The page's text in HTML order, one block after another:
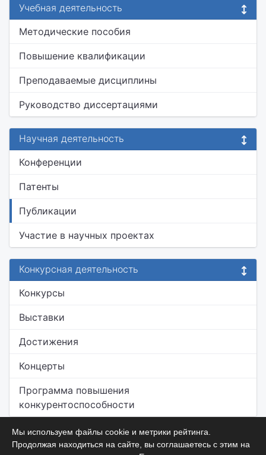
Учебная деятельность
Методические пособия
Повышение квалификации
Преподаваемые дисциплины
Руководство диссертациями
Научная деятельность
Конференции
Патенты
Публикации
Участие в научных проектах
Конкурсная деятельность
Конкурсы
Выставки
Достижения
Концерты
Программа повышения
конкурентоспособности
Мы используем файлы cookie и метрики рейтинга.
Продолжая находиться на сайте, вы соглашаетесь с этим на